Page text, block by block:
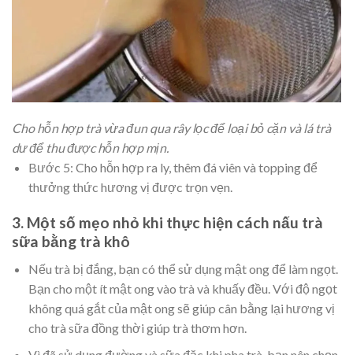
Cho hỗn hợp trà vừa đun qua rây lọc để loại bỏ cặn và lá trà
dư để thu được hỗn hợp mịn.
Bước 5: Cho hỗn hợp ra ly, thêm đá viên và topping để
thưởng thức hương vị được trọn vẹn.
3. Một số mẹo nhỏ khi thực hiện cách nấu trà
sữa bằng trà khô
Nếu trà bị đắng, bạn có thể sử dụng mật ong để làm ngọt.
Bạn cho một ít mật ong vào trà và khuấy đều. Với độ ngọt
không quá gắt của mật ong sẽ giúp cân bằng lại hương vị
cho trà sữa đồng thời giúp trà thơm hơn.